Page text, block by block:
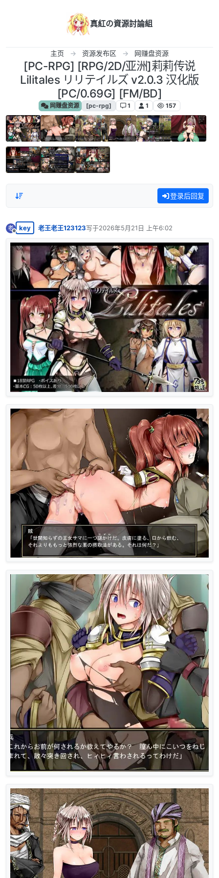
真紅の資源討論組
主页 资源发布区 网赚盘资源
[PC-RPG] [RPG/2D/亚洲]莉莉传说
Lilitales リリテイルズ v2.0.3 汉化版
[PC/0.69G] [FM/BD]
网赚盘资源 [pc-rpg] 1 1 157
登录后回复
老
离线
key 老王老王123123写于2026年5月21日 上午6:02
最后由 编辑